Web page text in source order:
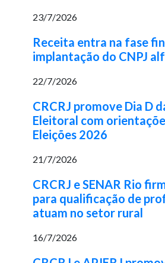
23/7/2026
Receita entra na fase
implantação do CNPJ
22/7/2026
CRCRJ promove Dia D
Eleitoral com
Eleições 2026
21/7/2026
CRCRJ e SENAR Rio
para qualificação de
atuam no setor rural
16/7/2026